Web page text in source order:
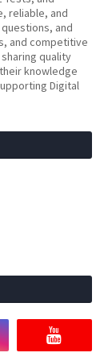
reliable, and
and
and competitive
quality
knowledge
Digital